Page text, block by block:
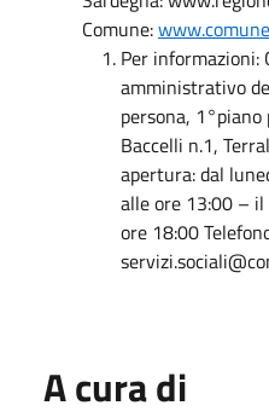
Comune:
Per informazioni:
amministrativo
persona,
Baccelli n.1,
apertura: dal
alle ore 13:00 –
ore 18:00
A cura di